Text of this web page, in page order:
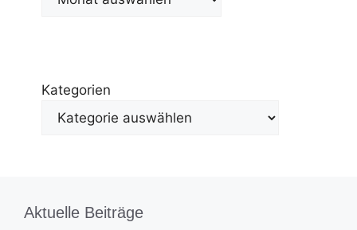
Kategorien
Aktuelle Beiträge